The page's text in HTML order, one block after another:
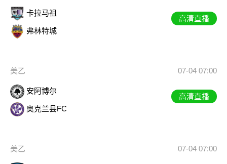
卡拉马祖
弗林特城
高清直播
美乙 07-04 07:00
安阿博尔
奥克兰县FC
高清直播
美乙 07-04 07:00